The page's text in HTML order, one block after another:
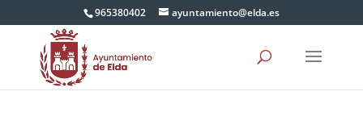
965380402 ayuntamiento@elda.es